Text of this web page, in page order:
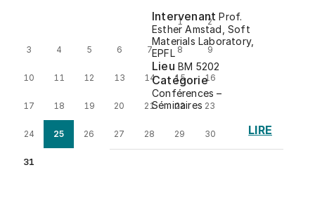
1 2
3 4 5 6 7 8 9
10 11 12 13 14 15 16
17 18 19 20 21 22 23
24 25 26 27 28 29 30
31
Intervenant Prof.
Esther Amstad, Soft
Materials Laboratory,
EPFL
Lieu BM 5202
Catégorie
Conférences –
Séminaires
LIRE